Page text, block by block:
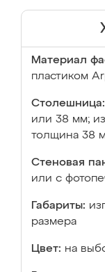
Материал
пластиком
Столешница:
или 38 мм;
толщина 38
Стеновая
или с
Габариты:
размера
Цвет: на